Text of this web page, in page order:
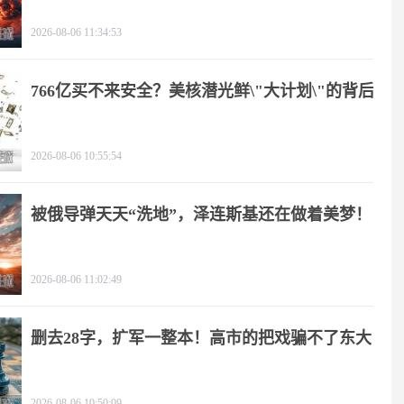
2026-08-06 11:34:53
766亿买不来安全？美核潜光鲜\"大计划\"的背后
2026-08-06 10:55:54
被俄导弹天天“洗地”，泽连斯基还在做着美梦！
2026-08-06 11:02:49
删去28字，扩军一整本！高市的把戏骗不了东大